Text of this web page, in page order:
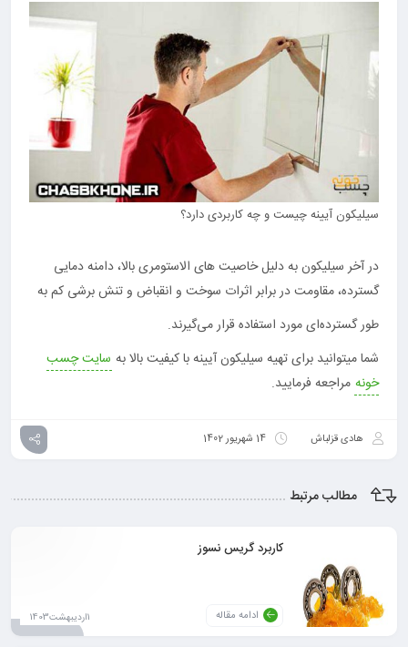
سیلیکون آیینه چیست و چه کاربردی دارد؟
در آخر سیلیکون به دلیل خاصیت های الاستومری بالا، دامنه دمایی
گسترده، مقاومت در برابر اثرات سوخت و انقباض و تنش برشی کم به
طور گسترده‌ای مورد استفاده قرار می‌گیرند.
شما میتوانید برای تهیه سیلیکون آیینه با کیفیت بالا به سایت چسب
خونه مراجعه فرمایید.
هادی قزلباش 14 شهریور 1402
مطالب مرتبط
کاربرد گریس نسوز
ادامه مقاله 1اردیبهشت1403